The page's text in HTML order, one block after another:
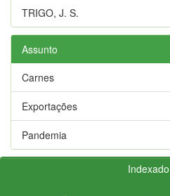
TRIGO, J. S.
Assunto
Carnes
Exportações
Pandemia